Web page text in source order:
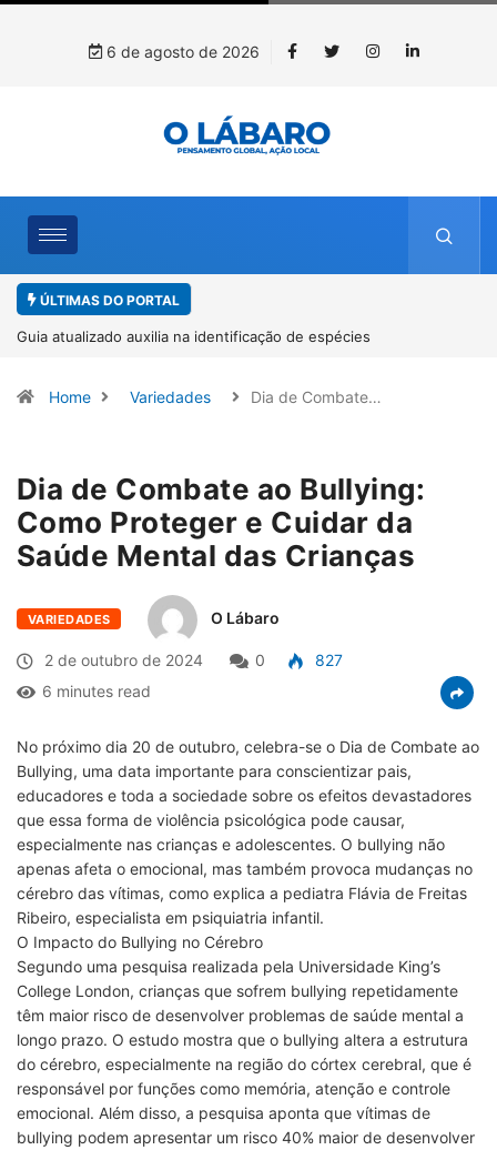
6 de agosto de 2026
ÚLTIMAS DO PORTAL
Kinross inicia rastreamento digital de 10 mil mudas usadas na
Home Variedades Dia de Combate…
Dia de Combate ao Bullying:
Como Proteger e Cuidar da
Saúde Mental das Crianças
VARIEDADES O Lábaro
2 de outubro de 2024 0
827
6 minutes read
No próximo dia 20 de outubro, celebra-se o Dia de Combate ao
Bullying, uma data importante para conscientizar pais,
educadores e toda a sociedade sobre os efeitos devastadores
que essa forma de violência psicológica pode causar,
especialmente nas crianças e adolescentes. O bullying não
apenas afeta o emocional, mas também provoca mudanças no
cérebro das vítimas, como explica a pediatra Flávia de Freitas
Ribeiro, especialista em psiquiatria infantil.
O Impacto do Bullying no Cérebro
Segundo uma pesquisa realizada pela Universidade King’s
College London, crianças que sofrem bullying repetidamente
têm maior risco de desenvolver problemas de saúde mental a
longo prazo. O estudo mostra que o bullying altera a estrutura
do cérebro, especialmente na região do córtex cerebral, que é
responsável por funções como memória, atenção e controle
emocional. Além disso, a pesquisa aponta que vítimas de
bullying podem apresentar um risco 40% maior de desenvolver